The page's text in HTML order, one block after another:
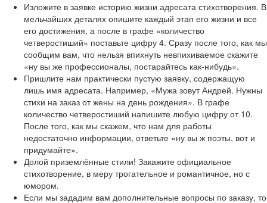
Изложите в заявке историю жизни адресата стихотворения. В
мельчайших деталях опишите каждый этап его жизни и все
его достижения, а после в графе «количество
четверостиший» поставьте цифру 4. Сразу после того, как мы
сообщим вам, что нельзя впихнуть невпихиваемое скажите
«ну вы же профессионалы, постарайтесь как-нибудь».
Пришлите нам практически пустую заявку, содержащую
лишь имя адресата. Например, «Мужа зовут Андрей. Нужны
стихи на заказ от жены на день рождения». В графе
количество четверостиший напишите любую цифру от 10.
После того, как мы скажем, что нам для работы
недостаточно информации, ответьте «ну вы ж поэты, вот и
придумайте».
Долой приземлённые стили! Закажите официальное
стихотворение, в меру трогательное и романтичное, но с
юмором.
Если мы зададим вам дополнительные вопросы по заказу, то